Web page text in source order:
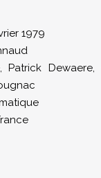
1979
,Patrick Dewaere,